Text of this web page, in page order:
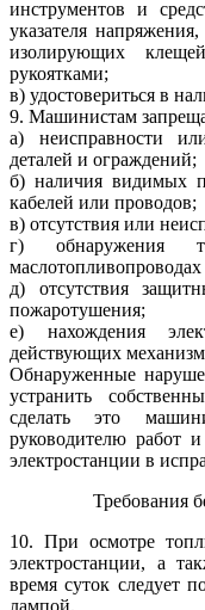
инструментов и
указателя
изолирующих
рукоятками;
в) удостовериться в
9. Машинистам
а) неисправности
деталей и ограждений;
б) наличия видимых
кабелей или проводов;
в) отсутствия или
г) обнаружения
д) отсутствия
пожаротушения;
е) нахождения
действующих
Обнаруженные
устранить
сделать это
руководителю работ
электростанции в
Требования
10. При осмотре
электростанции, а
время суток следует
лампой.